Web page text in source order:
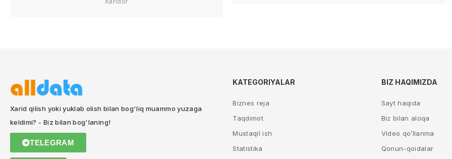
Xarid qilish yoki yuklab olish bilan bog'liq muammo yuzaga
keldimi? - Biz bilan bog'laning!
TELEGRAM
KATEGORIYALAR
Biznes reja
Taqdimot
Mustaqil ish
Statistika
BIZ HAQIMIZDA
Sayt haqida
Biz bilan aloqa
Video qo’llanma
Qonun-qoidalar